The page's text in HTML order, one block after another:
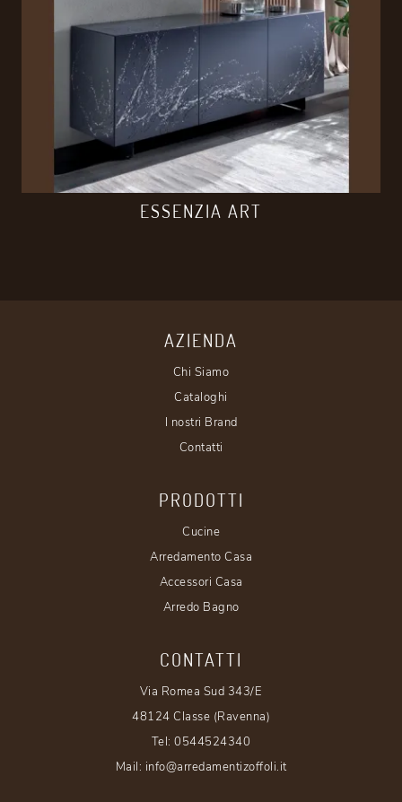
ESSENZIA ART
AZIENDA
Chi Siamo
Cataloghi
I nostri Brand
Contatti
PRODOTTI
Cucine
Arredamento Casa
Accessori Casa
Arredo Bagno
CONTATTI
Via Romea Sud 343/E
48124 Classe (Ravenna)
Tel:0544524340
Mail: info@arredamentizoffoli.it